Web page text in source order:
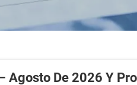
Agosto De 2026 Y